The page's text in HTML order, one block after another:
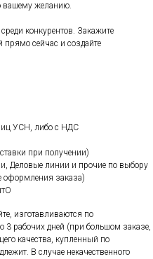
вашему желанию.
конкурентов. Закажите
прямо сейчас и создайте
УСН, либо с НДС
при получении)
Деловые линии и прочие по выбору
оформления заказа)
изготавливаются по
3 рабочих дней (при большом заказе,
качества, купленный по
В случае некачественного